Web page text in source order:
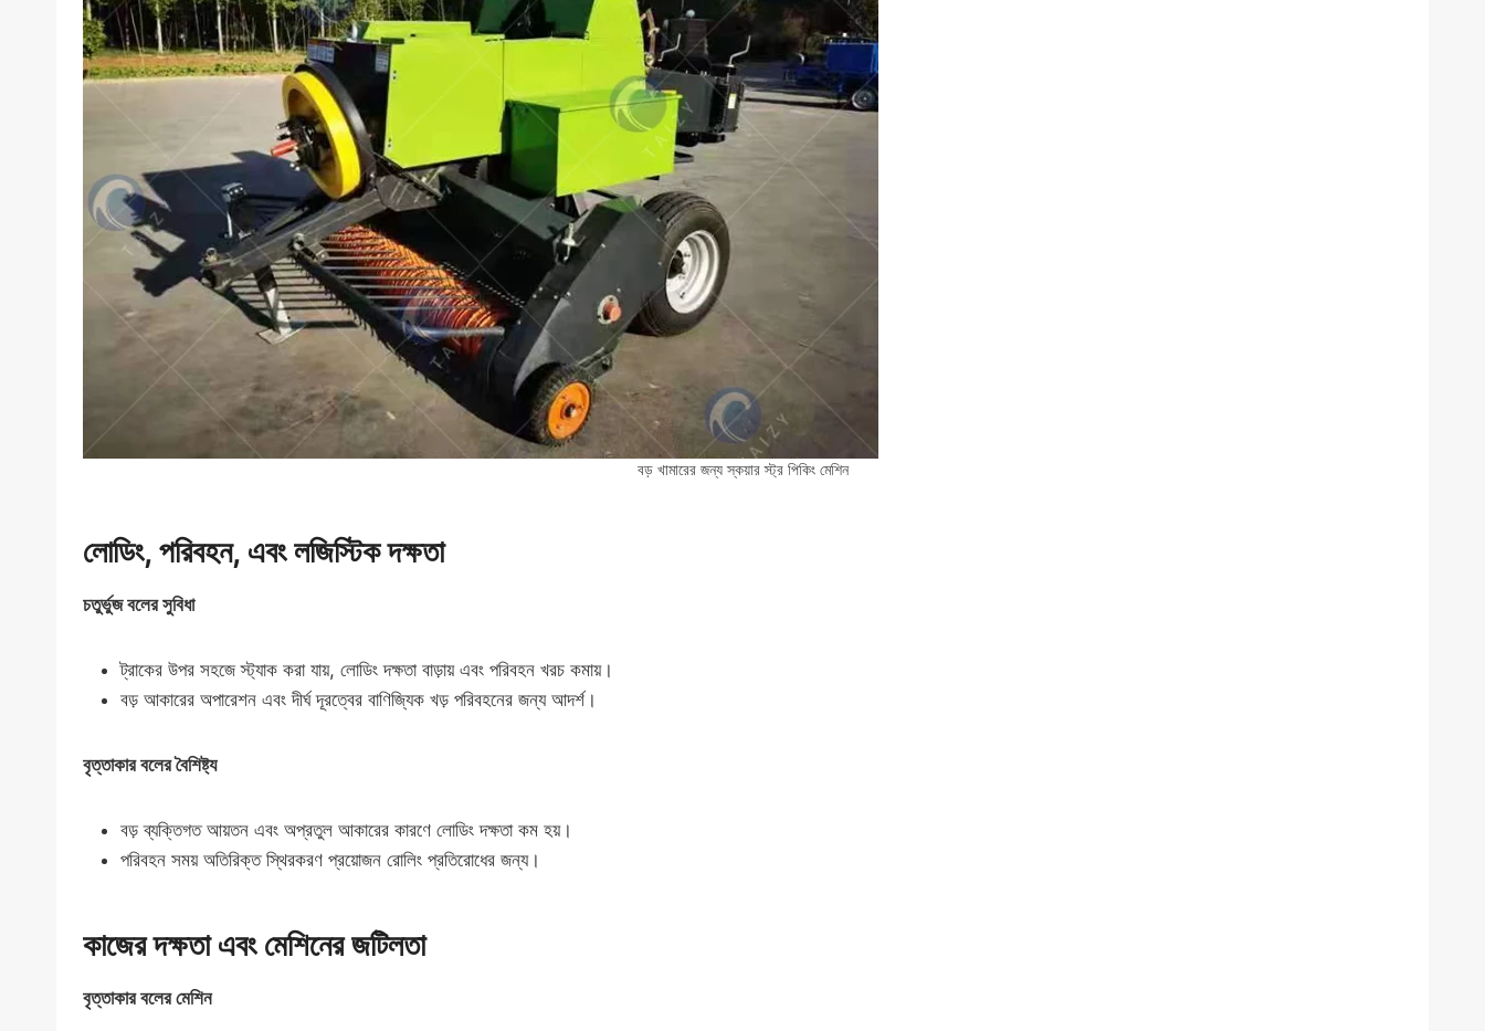
বড় খামারের জন্য স্কয়ার স্ট্র পিকিং মেশিন
লোডিং, পরিবহন, এবং লজিস্টিক দক্ষতা
চতুর্ভুজ বলের সুবিধা
ট্রাকের উপর সহজে স্ট্যাক করা যায়, লোডিং দক্ষতা বাড়ায় এবং পরিবহন খরচ কমায়।
বড় আকারের অপারেশন এবং দীর্ঘ দূরত্বের বাণিজ্যিক খড় পরিবহনের জন্য আদর্শ।
বৃত্তাকার বলের বৈশিষ্ট্য
বড় ব্যক্তিগত আয়তন এবং অপ্রতুল আকারের কারণে লোডিং দক্ষতা কম হয়।
পরিবহন সময় অতিরিক্ত স্থিরকরণ প্রয়োজন রোলিং প্রতিরোধের জন্য।
কাজের দক্ষতা এবং মেশিনের জটিলতা
বৃত্তাকার বলের মেশিন